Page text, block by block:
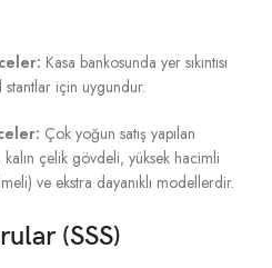
Kasa bankosunda yer sıkıntısı
için uygundur.
Çok yoğun satış yapılan
çelik gövdeli, yüksek hacimli
ve ekstra dayanıklı modellerdir.
(SSS)